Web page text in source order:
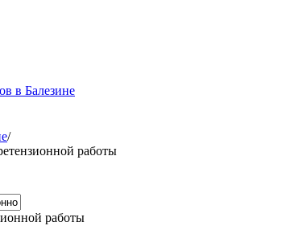
в Балезине
/
работы
работы